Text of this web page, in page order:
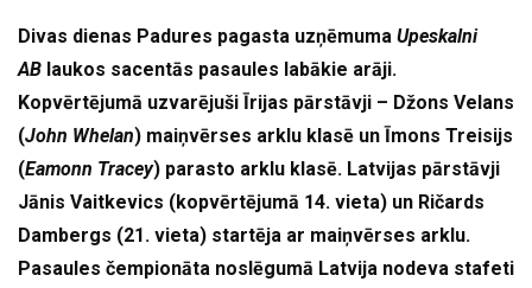
Divas dienas Padures pagasta uzņēmuma Upeskalni
AB laukos sacentās pasaules labākie arāji.
Kopvērtējumā uzvarējuši Īrijas pārstāvji – Džons Velans
(John Whelan) maiņvērses arklu klasē un Īmons Treisijs
(Eamonn Tracey) parasto arklu klasē. Latvijas pārstāvji
Jānis Vaitkevics (kopvērtējumā 14. vieta) un Ričards
Dambergs (21. vieta) startēja ar maiņvērses arklu.
Pasaules čempionāta noslēgumā Latvija nodeva stafeti